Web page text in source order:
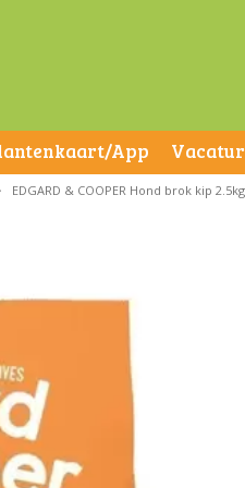
App
EDGARD & COOPER Hond brok kip 2.5kg